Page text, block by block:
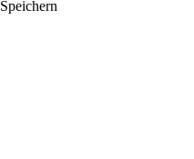
Speichern